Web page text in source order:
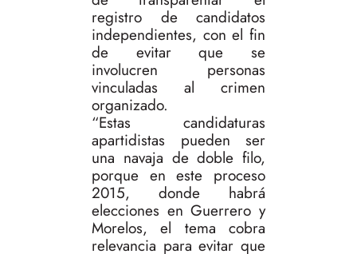
registro de candidatos
independientes, con el fin
de evitar que se
involucren personas
vinculadas al crimen
organizado.
“Estas candidaturas
apartidistas pueden ser
una navaja de doble filo,
porque en este proceso
2015, donde habrá
elecciones en Guerrero y
Morelos, el tema cobra
relevancia para evitar que